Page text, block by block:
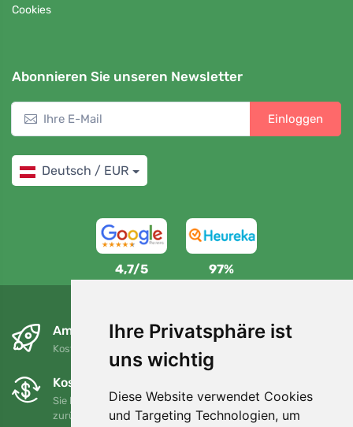
Ihre Privatsphäre ist
uns wichtig
Diese Website verwendet Cookies
und Targeting Technologien, um
Cookies
Abonnieren Sie unseren Newsletter
Einloggen
Deutsch / EUR
4,7/5 97%
Am nächsten Tag und kostenlos
Kostenloser Versand für Bestellungen über 80 EUR
Kostenloser Umtausch und Rückgabe
Sie können Ihre Bestellung jederzeit innerhalb von 90 Tagen
zurückgeben oder umtauschen.